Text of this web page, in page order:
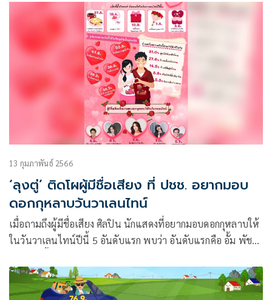
13 กุมภาพันธ์ 2566
‘ลุงตู่’ ติดโผผู้มีชื่อเสียง ที่ ปชช. อยากมอบ
ดอกกุหลาบวันวาเลนไทน์
เมื่อถามถึงผู้มีชื่อเสียง ศิลปิน นักแสดงที่อยากมอบดอกกุหลาบให้
ในวันวาเลนไทน์ปีนี้ 5 อันดับแรก พบว่า อันดับแรกคือ อั้ม พัชรา
Blackpink